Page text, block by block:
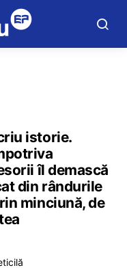
istorie.
îl demască
din rândurile
minciună, de